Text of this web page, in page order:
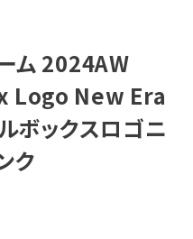
ム 2024AW
Logo New Era
ボックスロゴニ
ク